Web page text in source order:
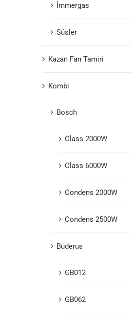
İmmergas
Süsler
Kazan Fan Tamiri
Kombi
Bosch
Class 2000W
Class 6000W
Condens 2000W
Condens 2500W
Buderus
GB012
GB062